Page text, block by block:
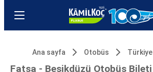
Ana sayfa Otobüs Türkiye
Fatsa - Beşikdüzü Otobüs Bileti